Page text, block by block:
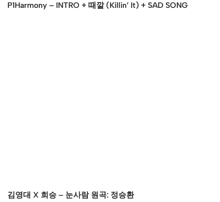
P1Harmony – INTRO + 때깔 (Killin’ It) + SAD SONG
김영대 X 희승 – 눈사람 원곡: 정승환